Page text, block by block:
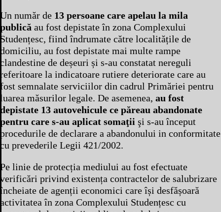
Un număr de 13 persoane care apelau la mila
publică au fost depistate în zona Complexului
Studențesc, fiind îndrumate către localitățile de
domiciliu, au fost depistate mai multe rampe
clandestine de deșeuri și s-au constatat nereguli
referitoare la indicatoare rutiere deteriorate care au
fost semnalate serviciilor din cadrul Primăriei pentru
luarea măsurilor legale. De asemenea, au fost
depistate 13 autovehicule ce păreau abandonate
pentru care s-au aplicat somaţii şi s-au început
procedurile de declarare a abandonului in conformitate
cu prevederile Legii 421/2002.
Pe linie de protecția mediului au fost efectuate
verificări privind existența contractelor de salubrizare
încheiate de agenții economici care își desfășoară
activitatea în zona Complexului Studențesc cu